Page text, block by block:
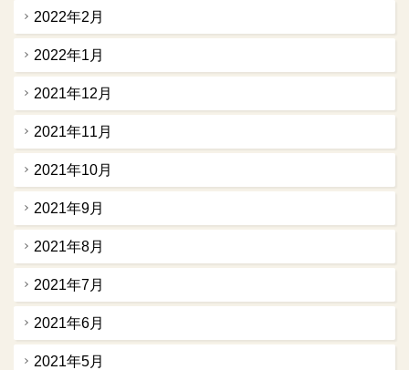
2022年2月
2022年1月
2021年12月
2021年11月
2021年10月
2021年9月
2021年8月
2021年7月
2021年6月
2021年5月